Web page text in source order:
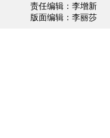
责任编辑：李增新
版面编辑：李丽莎